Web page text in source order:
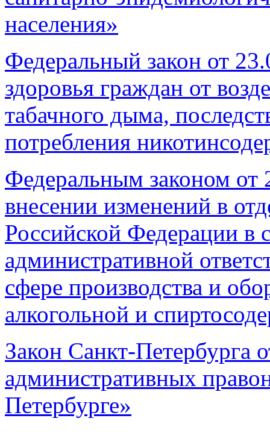
населения»
Федеральный закон от
здоровья граждан от
табачного дыма,
потребления
Федеральным законом
внесении изменений в
Российской Федерации в
административной
сфере производства и
алкогольной и
Закон Санкт-Петербурга
административных
Петербурге»